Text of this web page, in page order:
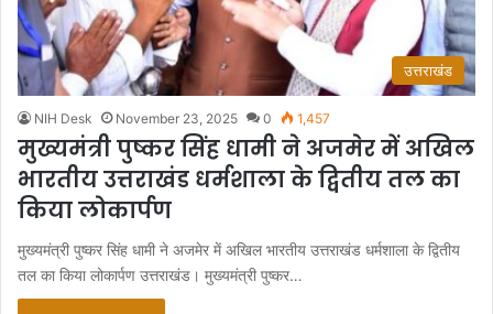
उत्तराखंड
NIH Desk November 23, 2025 0 1,457
मुख्यमंत्री पुष्कर सिंह धामी ने अजमेर में अखिल
भारतीय उत्तराखंड धर्मशाला के द्वितीय तल का
किया लोकार्पण
मुख्यमंत्री पुष्कर सिंह धामी ने अजमेर में अखिल भारतीय उत्तराखंड धर्मशाला के द्वितीय
तल का किया लोकार्पण उत्तराखंड। मुख्यमंत्री पुष्कर…